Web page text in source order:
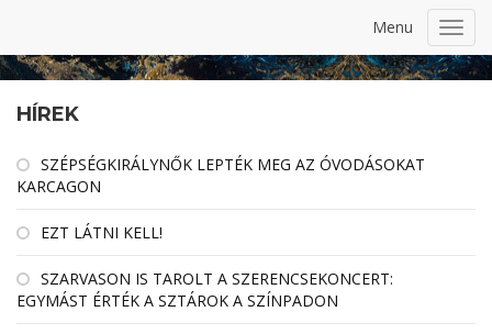
Menu
HÍREK
SZÉPSÉGKIRÁLYNŐK LEPTÉK MEG AZ ÓVODÁSOKAT
KARCAGON
EZT LÁTNI KELL!
SZARVASON IS TAROLT A SZERENCSEKONCERT:
EGYMÁST ÉRTÉK A SZTÁROK A SZÍNPADON